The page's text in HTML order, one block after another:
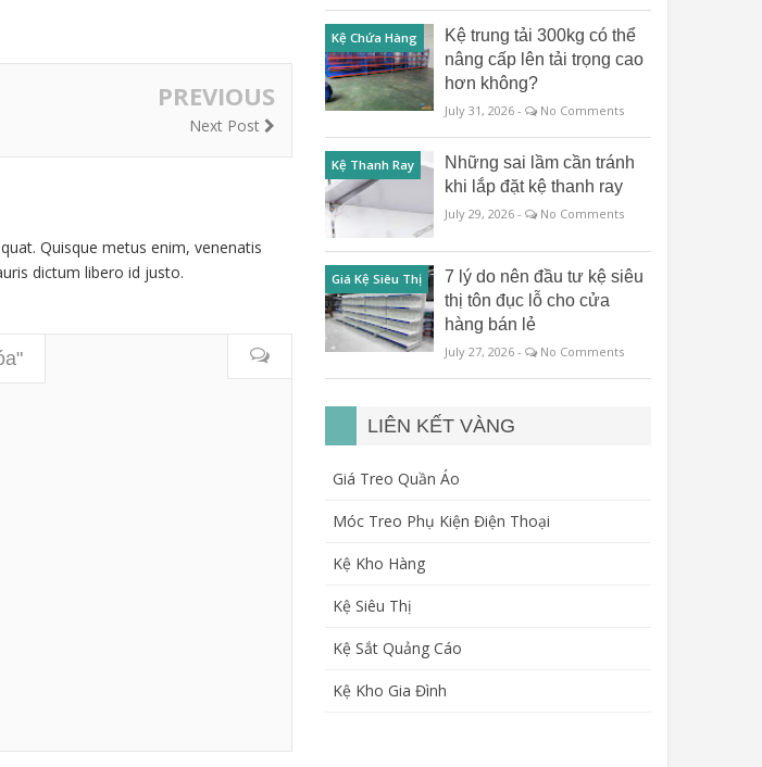
PREVIOUS
Next Post
Quisque metus enim, venenatis
dictum libero id justo.
Kệ Chứa Hàng
Kệ trung tải 300kg có thể
nâng cấp lên tải trọng cao
hơn không?
July 31, 2026 - No Comments
Kệ Thanh Ray
Những sai lầm cần tránh
khi lắp đặt kệ thanh ray
July 29, 2026 - No Comments
Giá Kệ Siêu Thị
7 lý do nên đầu tư kệ siêu
thị tôn đục lỗ cho cửa
hàng bán lẻ
July 27, 2026 - No Comments
LIÊN KẾT VÀNG
Giá Treo Quần Áo
Móc Treo Phụ Kiện Điện Thoại
Kệ Kho Hàng
Kệ Siêu Thị
Kệ Sắt Quảng Cáo
Kệ Kho Gia Đình